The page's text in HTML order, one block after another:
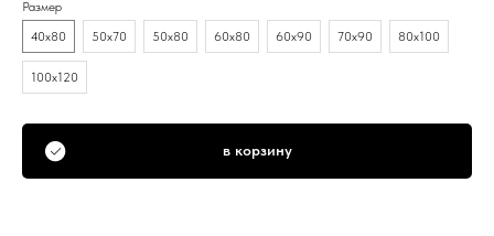
Размер
40х80
50х70 50х80 60х80 60х90 70х90 80х100
100х120
в корзину